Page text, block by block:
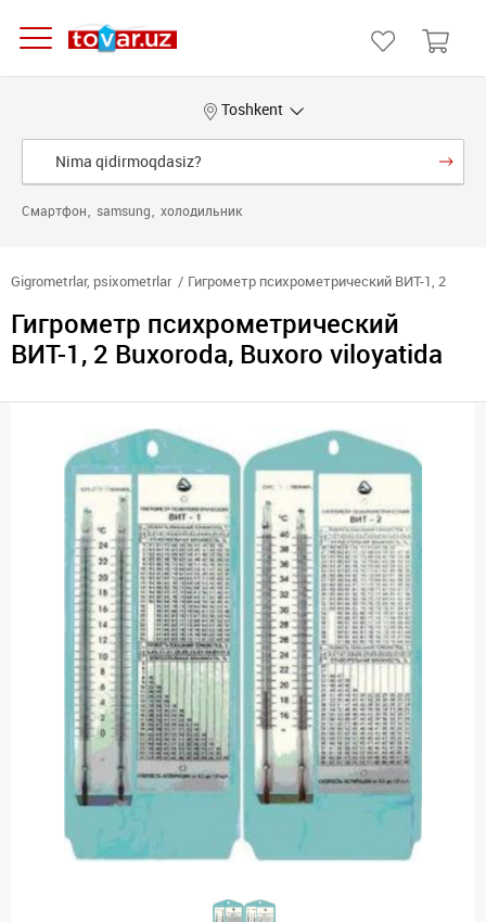
Toshkent
Смартфон samsung холодильник
Gigrometrlar, psixometrlar Гигрометр психрометрический ВИТ-1, 2
Гигрометр психрометрический
ВИТ-1, 2 Buxoroda, Buxoro viloyatida